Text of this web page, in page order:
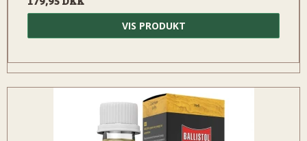
VIS PRODUKT